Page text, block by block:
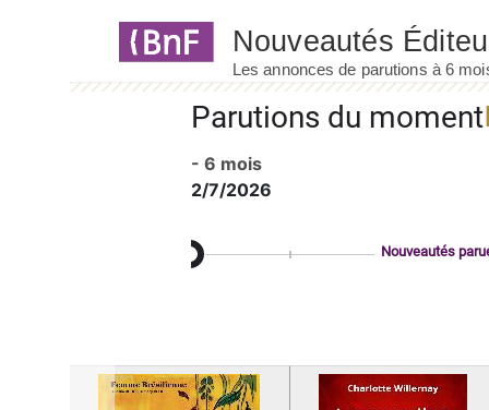
Parutions du moment
- 6 mois
2/7/2026
Nouveautés